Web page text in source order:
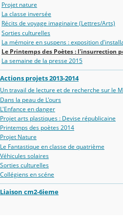
Projet nature
La classe inversée
Récits de voyage imaginaire (Lettres/Arts)
Sorties culturelles
La mémoire en suspens : exposition
Le Printemps des Poètes : l'insurrection
La semaine de la presse 2015
Actions projets 2013-2014
Un travail de lecture et de recherche sur le
Dans la peau de L'ours
L'Enfance en danger
Projet arts plastiques : Devise républicaine
Printemps des poètes 2014
Projet Nature
Le Fantastique en classe de quatrième
Véhicules solaires
Sorties culturelles
Collégiens en scéne
Liaison cm2-6ieme